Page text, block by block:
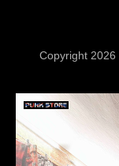
Copyright 2026